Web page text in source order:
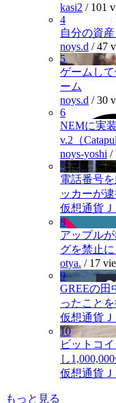
kasi2 / 101
4
自分の資
noys.d /47
5
ゲームし
ーム
noys.d /30
6
NEMに実
v.2（
noys-yoshi /
7
電話番号
ッカーが
仮想通貨
8
アップル
グを禁止に
otya. / 17
9
GREEの田
ったこと
仮想通貨
10
ビットコ
し
仮想通貨
もっと見る